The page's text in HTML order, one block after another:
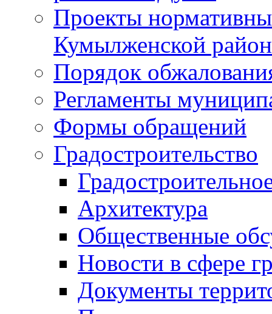
Проекты
Кумылженской
Порядок
Регламенты
Формы обращений
Градостроительство
Архитектура
Общественные
Новости в сфере
Документы